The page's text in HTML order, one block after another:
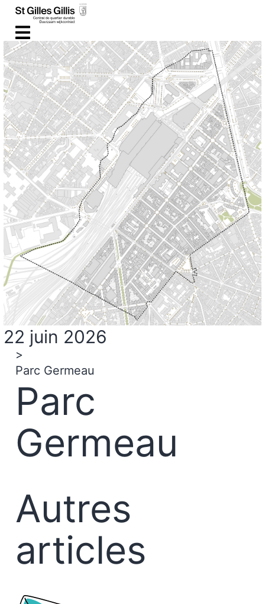
contenu
principal
22 juin 2026
>
Parc Germeau
Parc
Germeau
Autres
articles